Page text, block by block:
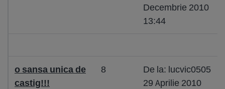
Decembrie 2010
13:44
o sansa unica de
castig!!!
8
De la: lucvic0505
29 Aprilie 2010